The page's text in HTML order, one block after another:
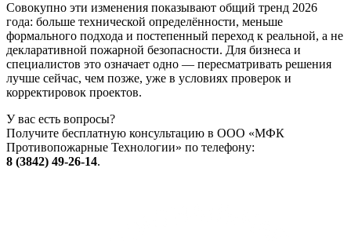
Совокупно эти изменения показывают общий тренд 2026
года: больше технической определённости, меньше
формального подхода и постепенный переход к реальной, а не
декларативной пожарной безопасности. Для бизнеса и
специалистов это означает одно — пересматривать решения
лучше сейчас, чем позже, уже в условиях проверок и
корректировок проектов.
У вас есть вопросы?
Получите бесплатную консультацию в ООО «МФК
Противопожарные Технологии» по телефону:
8 (3842) 49-26-14.